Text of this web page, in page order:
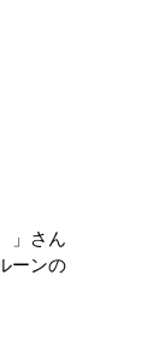
」さん
ーンの